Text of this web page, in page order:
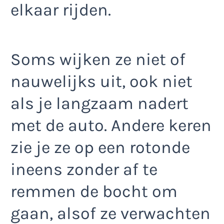
elkaar rijden.
Soms wijken ze niet of
nauwelijks uit, ook niet
als je langzaam nadert
met de auto. Andere keren
zie je ze op een rotonde
ineens zonder af te
remmen de bocht om
gaan, alsof ze verwachten